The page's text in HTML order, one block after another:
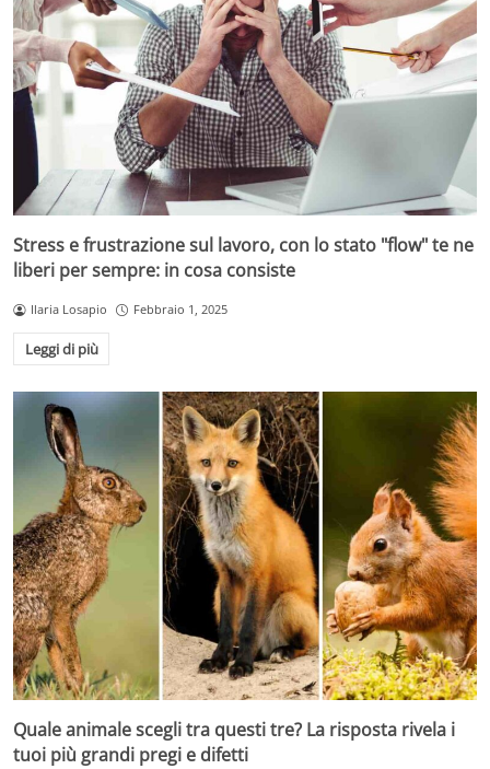
Stress e frustrazione sul lavoro, con lo stato "flow" te ne
liberi per sempre: in cosa consiste
Ilaria Losapio Febbraio 1, 2025
Leggi di più
Quale animale scegli tra questi tre? La risposta rivela i
tuoi più grandi pregi e difetti